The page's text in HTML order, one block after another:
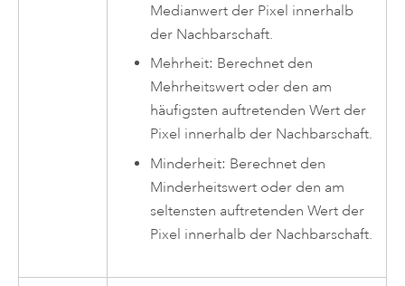
Medianwert der Pixel innerhalb
der Nachbarschaft.
Mehrheit: Berechnet den
Mehrheitswert oder den am
häufigsten auftretenden Wert der
Pixel innerhalb der Nachbarschaft.
Minderheit: Berechnet den
Minderheitswert oder den am
seltensten auftretenden Wert der
Pixel innerhalb der Nachbarschaft.